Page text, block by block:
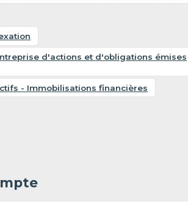
d'actions et d'obligations émises
- Immobilisations financières